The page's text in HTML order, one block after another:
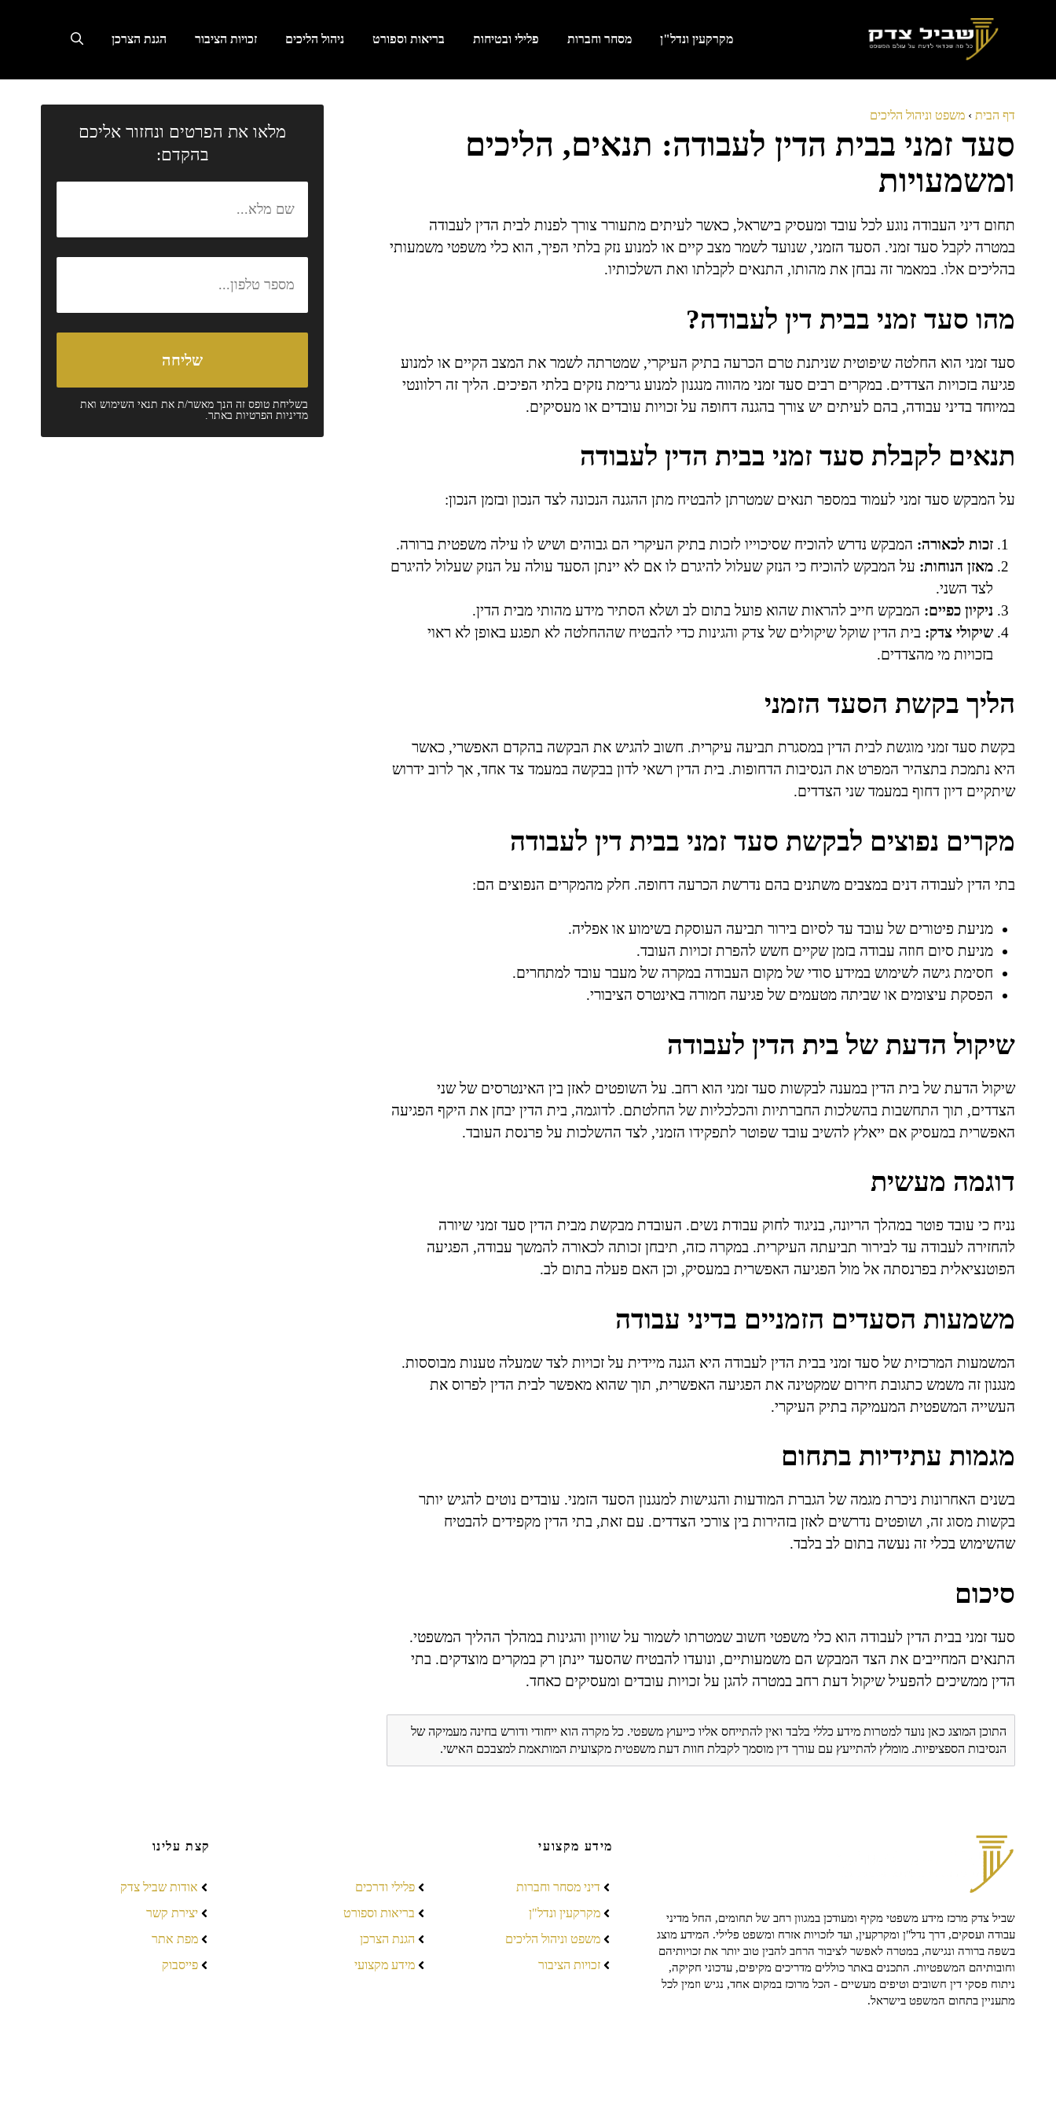
מקרקעין ונדל"ן מסחר וחברות פלילי ובטיחות בריאות וספורט ניהול הליכים זכויות הציבור הגנת הצרכן
דף הבית › משפט וניהול הליכים
סעד זמני בבית הדין לעבודה: תנאים, הליכים
ומשמעויות
תחום דיני העבודה נוגע לכל עובד ומעסיק בישראל, כאשר לעיתים מתעורר צורך לפנות לבית הדין לעבודה
במטרה לקבל סעד זמני. הסעד הזמני, שנועד לשמר מצב קיים או למנוע נזק בלתי הפיך, הוא כלי משפטי משמעותי
בהליכים אלו. במאמר זה נבחן את מהותו, התנאים לקבלתו ואת השלכותיו.
מהו סעד זמני בבית דין לעבודה?
סעד זמני הוא החלטה שיפוטית שניתנת טרם הכרעה בתיק העיקרי, שמטרתה לשמר את המצב הקיים או למנוע
פגיעה בזכויות הצדדים. במקרים רבים סעד זמני מהווה מנגנון למנוע גרימת נזקים בלתי הפיכים. הליך זה רלוונטי
במיוחד בדיני עבודה, בהם לעיתים יש צורך בהגנה דחופה על זכויות עובדים או מעסיקים.
תנאים לקבלת סעד זמני בבית הדין לעבודה
על המבקש סעד זמני לעמוד במספר תנאים שמטרתן להבטיח מתן ההגנה הנכונה לצד הנכון ובזמן הנכון:
זכות לכאורה: המבקש נדרש להוכיח שסיכוייו לזכות בתיק העיקרי הם גבוהים ושיש לו עילה משפטית ברורה.
מאזן הנוחות: על המבקש להוכיח כי הנזק שעלול להיגרם לו אם לא יינתן הסעד עולה על הנזק שעלול להיגרם
לצד השני.
ניקיון כפיים: המבקש חייב להראות שהוא פועל בתום לב ושלא הסתיר מידע מהותי מבית הדין.
שיקולי צדק: בית הדין שוקל שיקולים של צדק והגינות כדי להבטיח שההחלטה לא תפגע באופן לא ראוי
בזכויות מי מהצדדים.
הליך בקשת הסעד הזמני
בקשת סעד זמני מוגשת לבית הדין במסגרת תביעה עיקרית. חשוב להגיש את הבקשה בהקדם האפשרי, כאשר
היא נתמכת בתצהיר המפרט את הנסיבות הדחופות. בית הדין רשאי לדון בבקשה במעמד צד אחד, אך לרוב ידרוש
שיתקיים דיון דחוף במעמד שני הצדדים.
מקרים נפוצים לבקשת סעד זמני בבית דין לעבודה
בתי הדין לעבודה דנים במצבים משתנים בהם נדרשת הכרעה דחופה. חלק מהמקרים הנפוצים הם:
מניעת פיטורים של עובד עד לסיום בירור תביעה העוסקת בשימוע או אפליה.
מניעת סיום חוזה עבודה בזמן שקיים חשש להפרת זכויות העובד.
חסימת גישה לשימוש במידע סודי של מקום העבודה במקרה של מעבר עובד למתחרים.
הפסקת עיצומים או שביתה מטעמים של פגיעה חמורה באינטרס הציבורי.
שיקול הדעת של בית הדין לעבודה
שיקול הדעת של בית הדין במענה לבקשות סעד זמני הוא רחב. על השופטים לאזן בין האינטרסים של שני
הצדדים, תוך התחשבות בהשלכות החברתיות והכלכליות של החלטתם. לדוגמה, בית הדין יבחן את היקף הפגיעה
האפשרית במעסיק אם ייאלץ להשיב עובד שפוטר לתפקידו הזמני, לצד ההשלכות על פרנסת העובד.
דוגמה מעשית
נניח כי עובד פוטר במהלך הריונה, בניגוד לחוק עבודת נשים. העובדת מבקשת מבית הדין סעד זמני שיורה
להחזירה לעבודה עד לבירור תביעתה העיקרית. במקרה כזה, תיבחן זכותה לכאורה להמשך עבודה, הפגיעה
הפוטנציאלית בפרנסתה אל מול הפגיעה האפשרית במעסיק, וכן האם פעלה בתום לב.
משמעות הסעדים הזמניים בדיני עבודה
המשמעות המרכזית של סעד זמני בבית הדין לעבודה היא הגנה מיידית על זכויות לצד שמעלה טענות מבוססות.
מנגנון זה משמש כתגובת חירום שמקטינה את הפגיעה האפשרית, תוך שהוא מאפשר לבית הדין לפרוס את
העשייה המשפטית המעמיקה בתיק העיקרי.
מגמות עתידיות בתחום
בשנים האחרונות ניכרת מגמה של הגברת המודעות והנגישות למנגנון הסעד הזמני. עובדים נוטים להגיש יותר
בקשות מסוג זה, ושופטים נדרשים לאזן בזהירות בין צורכי הצדדים. עם זאת, בתי הדין מקפידים להבטיח
שהשימוש בכלי זה נעשה בתום לב בלבד.
סיכום
סעד זמני בבית הדין לעבודה הוא כלי משפטי חשוב שמטרתו לשמור על שוויון והגינות במהלך ההליך המשפטי.
התנאים המחייבים את הצד המבקש הם משמעותיים, ונועדו להבטיח שהסעד יינתן רק במקרים מוצדקים. בתי
הדין ממשיכים להפעיל שיקול דעת רחב במטרה להגן על זכויות עובדים ומעסיקים כאחד.
התוכן המוצג כאן נועד למטרות מידע כללי בלבד ואין להתייחס אליו כייעוץ משפטי. כל מקרה הוא ייחודי ודורש בחינה מעמיקה של
הנסיבות הספציפיות. מומלץ להתייעץ עם עורך דין מוסמך לקבלת חוות דעת משפטית מקצועית המותאמת למצבכם האישי.
מלאו את הפרטים ונחזור אליכם
בהקדם:
בשליחת טופס זה הנך מאשר/ת את תנאי השימושואת
מדיניות הפרטיותבאתר.
שביל צדק מרכז מידע משפטי מקיף ומעודכן במגוון רחב של תחומים, החל מדיני
עבודה ועסקים, דרך נדל"ן ומקרקעין, ועד לזכויות אזרח ומשפט פלילי. המידע מוצג
בשפה ברורה ונגישה, במטרה לאפשר לציבור הרחב להבין טוב יותר את זכויותיהם
וחובותיהם המשפטיות. התכנים באתר כוללים מדריכים מקיפים, עדכוני חקיקה,
ניתוח פסקי דין חשובים וטיפים מעשיים - הכל מרוכז במקום אחד, נגיש וזמין לכל
מתעניין בתחום המשפט בישראל.
מידע מקצועי
דיני מסחר וחברות
מקרקעין ונדל"ן
משפט וניהול הליכים
זכויות הציבור
פלילי ודרכים
בריאות וספורט
הגנת הצרכן
מידע מקצועי
קצת עלינו
אודות שביל צדק
יצירת קשר
מפת אתר
פייסבוק